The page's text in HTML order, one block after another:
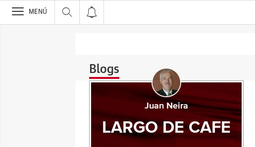
>
MENÚ
Blogs
Juan Neira
LARGO DE CAFE